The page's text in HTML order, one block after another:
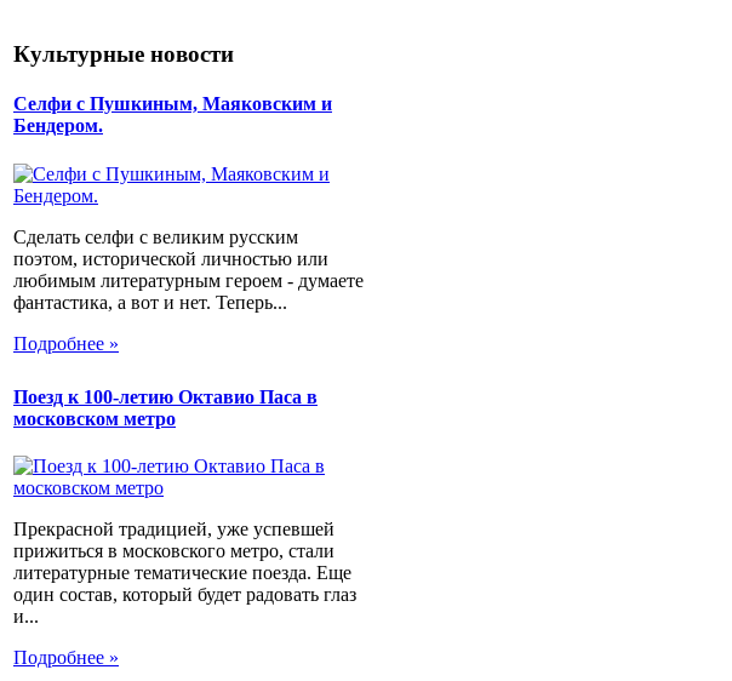
Культурные новости
Селфи с Пушкиным, Маяковским и
Бендером.
Сделать селфи с великим русским
поэтом, исторической личностью или
любимым литературным героем - думаете
фантастика, а вот и нет. Теперь...
Подробнее »
Поезд к 100-летию Октавио Паса в
московском метро
Прекрасной традицией, уже успевшей
прижиться в московского метро, стали
литературные тематические поезда. Еще
один состав, который будет радовать глаз
и...
Подробнее »